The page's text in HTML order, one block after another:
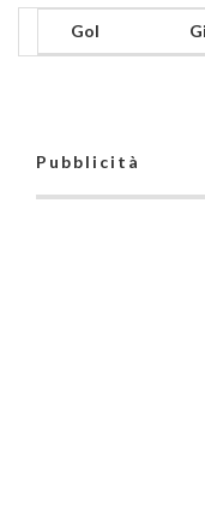
Gol
Pubblicità